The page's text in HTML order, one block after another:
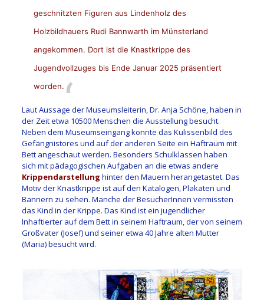
geschnitzten Figuren aus Lindenholz des
Holzbildhauers Rudi Bannwarth im Münsterland
angekommen. Dort ist die Knastkrippe des
Jugendvollzuges bis Ende Januar 2025 präsentiert
worden.
Laut Aussage der Museumsleiterin, Dr. Anja Schöne, haben in
der Zeit etwa 10500 Menschen die Ausstellung besucht.
Neben dem Museumseingang konnte das Kulissenbild des
Gefängnistores und auf der anderen Seite ein Haftraum mit
Bett angeschaut werden. Besonders Schulklassen haben
sich mit pädagogischen Aufgaben an die etwas andere
Krippendarstellung hinter den Mauern herangetastet. Das
Motiv der Knastkrippe ist auf den Katalogen, Plakaten und
Bannern zu sehen. Manche der BesucherInnen vermissten
das Kind in der Krippe. Das Kind ist ein jugendlicher
Inhaftierter auf dem Bett in seinem Haftraum, der von seinem
Großvater (Josef) und seiner etwa 40 Jahre alten Mutter
(Maria) besucht wird.